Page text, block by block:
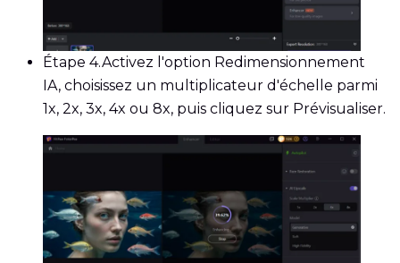
Étape 4.Activez l'option Redimensionnement
IA, choisissez un multiplicateur d'échelle parmi
1x, 2x, 3x, 4x ou 8x, puis cliquez sur Prévisualiser.